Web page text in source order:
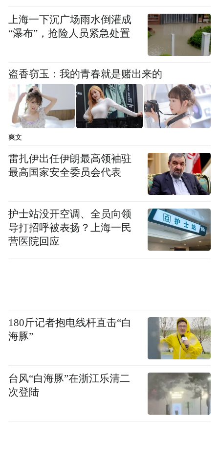
上海一下沉广场雨水倒灌成
“瀑布”，抢险人员紧急处置
盗香窃玉：我的青春就是赌出来的
爽文
雷扎伊出任伊朗最高领袖驻
最高国家安全委员会代表
护士站没开空调、全员向领
导打招呼被表扬？上海一民
营医院回应
180斤记者抱电线杆直击“白
海豚”
台风“白海豚”在浙江乐清二
次登陆